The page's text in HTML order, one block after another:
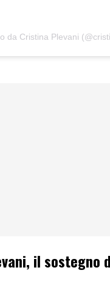
da Cristina Plevani
il sostegno